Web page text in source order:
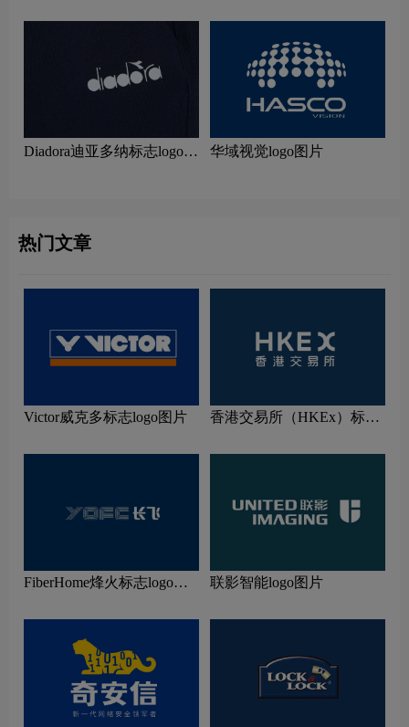
Diadora迪亚多纳标志logo图
华域视觉logo图片
热门文章
Victor威克多标志logo图片
香港交易所（HKEx）标志
FiberHome烽火标志logo图
联影智能logo图片